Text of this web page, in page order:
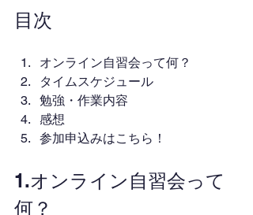
目次
オンライン自習会って何？
タイムスケジュール
勉強・作業内容
感想
参加申込みはこちら！
1.オンライン自習会って
何？